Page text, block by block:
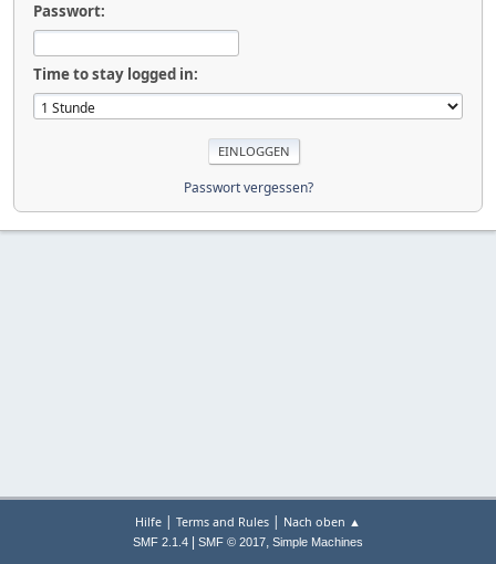
Passwort:
Time to stay logged in:
Passwort vergessen?
Hilfe | Terms and Rules | Nach oben ▲
SMF 2.1.4 SMF © 2017, Simple Machines